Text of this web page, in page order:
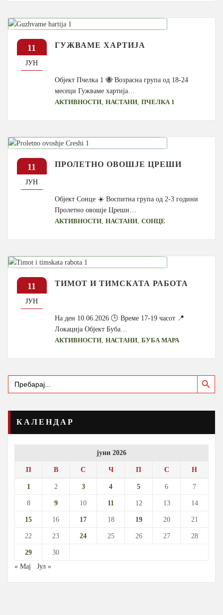
11
ЈУН
ГУЖВАМЕ ХАРТИЈА
Објект Пчелка 1 🐝 Возрасна група од 18-24
месеци Гужваме хартија…
АКТИВНОСТИ ,НАСТАНИ ,ПЧЕЛКА 1
11
ЈУН
ПРОЛЕТНО ОВОШЈЕ ЦРЕШИ
Објект Сонце ☀️ Воспитна група од 2-3 години
Пролетно овошје Цреши…
АКТИВНОСТИ ,НАСТАНИ ,СОНЦЕ
11
ЈУН
ТИМОТ И ТИМСКАТА РАБОТА
На ден 10.06.2026 🕒 Време 17-19 часот 📍
Локација Објект Буба…
АКТИВНОСТИ ,НАСТАНИ ,БУБА МАРА
Search
for:
Search Button
КАЛЕНДАР
јуни 2026
П В С Ч П С Н
1 2 3 4 5 6 7
8 9 10 11 12 13 14
15 16 17 18 19 20 21
22 23 24 25 26 27 28
29
30
« Мај
Јул »